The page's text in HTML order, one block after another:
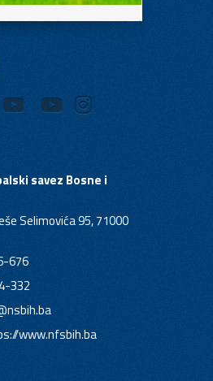
savez Bosne i
Selimovića 95, 71000
676
332
www.nfsbih.ba